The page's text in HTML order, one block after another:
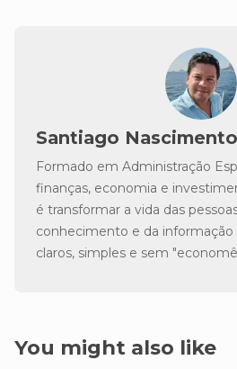
Santiago Nascimento
Formado em Administração
finanças, economia e
é transformar a vida das
conhecimento e da
claros, simples e sem
You might also like